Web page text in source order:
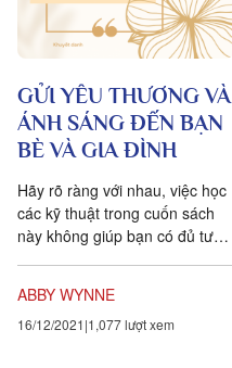
GỬI YÊU THƯƠNG VÀ
ÁNH SÁNG ĐẾN BẠN
BÈ VÀ GIA ĐÌNH
Hãy rõ ràng với nhau, việc học
các kỹ thuật trong cuốn sách
này không giúp bạn có đủ tư
ABBY WYNNE
16/12/2021 1,077 lượt xem